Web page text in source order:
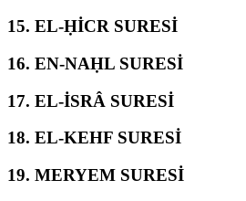
15. EL-ḤİCR SURESİ
16. EN-NAḤL SURESİ
17. EL-İSRÂ SURESİ
18. EL-KEHF SURESİ
19. MERYEM SURESİ